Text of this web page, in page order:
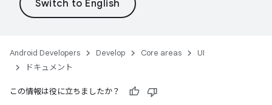
Android Developers Develop Core areas
UI
ドキュメント
この情報は役に立ちましたか？